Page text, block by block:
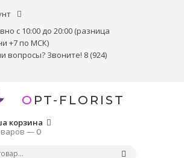
с 10:00 до 20:00 (разница
+7 по МСК)
вопросы? Звоните! 8 (924)
OPT-FLORIST
корзина
—0